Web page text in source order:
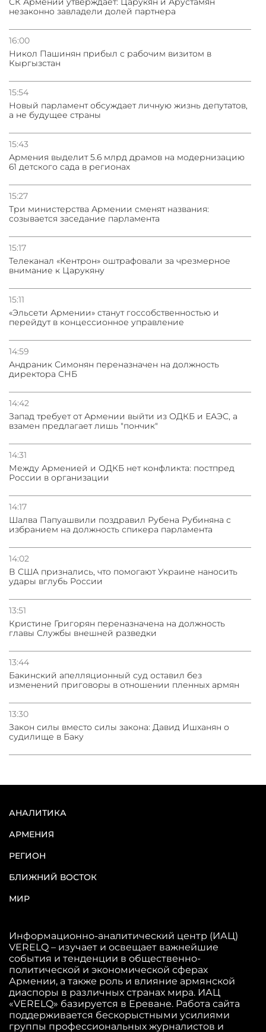
незаконно завладели долей партнера
16:00
Никол Пашинян прибыл с рабочим визитом в
Кыргызстан
15:54
Новый парламент обсуждает личную жизнь депутатов,
а не будущее страны
15:43
Армения выделит 5.6 млрд драмов на модернизацию
61 детского сада в регионах
15:27
Три министерства Армении сменят названия:
созывается заседание парламента
15:17
Телеканал «Кентрон» оштрафовали за чрезмерное
внимание к Царукяну
15:11
«Эльсети Армении» станут госсобственностью и
перейдут в концессионное управление
14:59
Андраник Симонян переназначен на должность
директора СНБ
14:42
Запад требует от Армении выйти из ОДКБ и ЕАЭС, а
взамен предлагает лишь "пончик"
14:31
Между Арменией и ОДКБ нет конфликта: постпред
России в организации
14:17
Шалва Папуашвили поздравил Рубена Рубиняна с
избранием на должность спикера парламента
14:02
В США признались, что помогают Украине наносить
удары вглубь России
13:51
Кристине Григорян переназначена на должность
главы Службы внешней разведки
13:44
Бакинский апелляционный суд оставил без
изменений приговоры в отношении пленных армян
13:30
Закон силы вместо силы закона: Давид Ишханян о
судилище в Баку
АНАЛИТИКА
АРМЕНИЯ
РЕГИОН
БЛИЖНИЙ ВОСТОК
МИР
Информационно-аналитический центр (ИАЦ)
VERELQ – изучает и освещает важнейшие
события и тенденции в общественно-
политической и экономической сферах
Армении, а также роль и влияние армянской
диаспоры в различных странах мира. ИАЦ
«VERELQ» базируется в Ереване. Работа сайта
поддерживается бескорыстными усилиями
группы профессиональных журналистов и